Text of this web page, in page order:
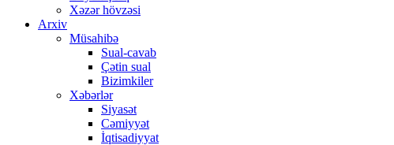
Xəzər hövzəsi
Arxiv
Müsahibə
Sual-cavab
Çətin sual
Bizimkiler
Xəbərlər
Siyasət
Cəmiyyət
İqtisadiyyat